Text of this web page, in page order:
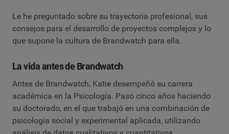
Le he preguntado sobre su trayectoria profesional, sus
consejos para el desarrollo de proyectos complejos y lo
que supone la cultura de Brandwatch para ella.
La vida antes de Brandwatch
Antes de Brandwatch, Katie desempeñó su carrera
académica en la Psicología. Pasó cinco años haciendo
su doctorado, en el que trabajó en una combinación de
psicología social y experimental aplicada, utilizando